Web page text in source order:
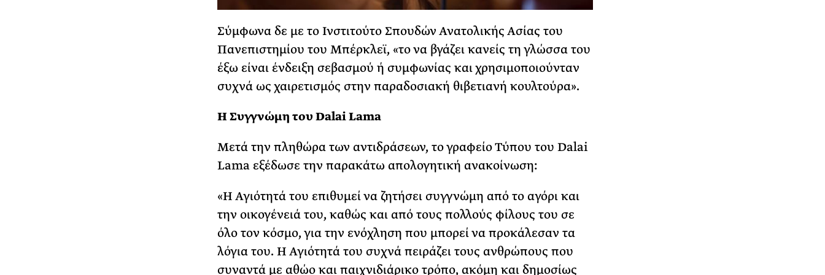
Σύμφωνα δε με το Ινστιτούτο Σπουδών Ανατολικής Ασίας του
Πανεπιστημίου του Μπέρκλεϊ, «το να βγάζει κανείς τη γλώσσα του
έξω είναι ένδειξη σεβασμού ή συμφωνίας και χρησιμοποιούνταν
συχνά ως χαιρετισμός στην παραδοσιακή θιβετιανή κουλτούρα».
Η Συγγνώμη του Dalai Lama
Μετά την πληθώρα των αντιδράσεων, το γραφείο Τύπου του Dalai
Lama εξέδωσε την παρακάτω απολογητική ανακοίνωση:
«Η Αγιότητά του επιθυμεί να ζητήσει συγγνώμη από το αγόρι και
την οικογένειά του, καθώς και από τους πολλούς φίλους του σε
όλο τον κόσμο, για την ενόχληση που μπορεί να προκάλεσαν τα
λόγια του. Η Αγιότητά του συχνά πειράζει τους ανθρώπους που
συναντά με αθώο και παιχνιδιάρικο τρόπο, ακόμη και δημοσίως